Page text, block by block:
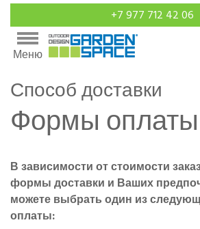
+7 977 712 42 06
Меню
Способ доставки
Формы оплаты
В зависимости от стоимости
формы доставки и Ваших
можете выбрать один из
оплаты: